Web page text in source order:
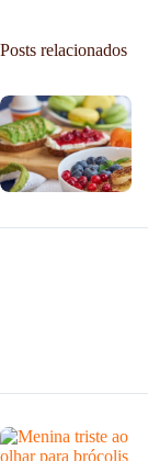
Posts relacionados